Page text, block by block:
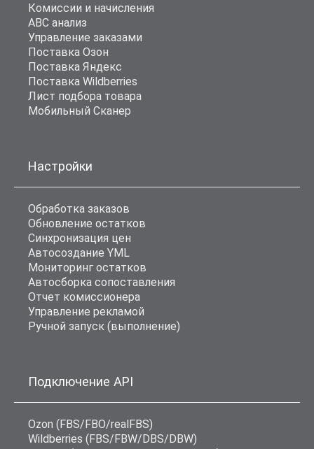
Комиссии и начисления
ABC анализ
Управление заказами
Поставка Озон
Поставка Яндекс
Поставка Wildberries
Лист подбора товара
Мобильный Сканер
Настройки
Обработка заказов
Обновление остатков
Синхронизация цен
Автосоздание YML
Мониторинг остатков
Автосборка сопоставления
Отчет комиссионера
Управление рекламой
Ручной запуск (выполнение)
Подключение API
Ozon (FBS/FBO/realFBS)
Wildberries (FBS/FBW/DBS/DBW)